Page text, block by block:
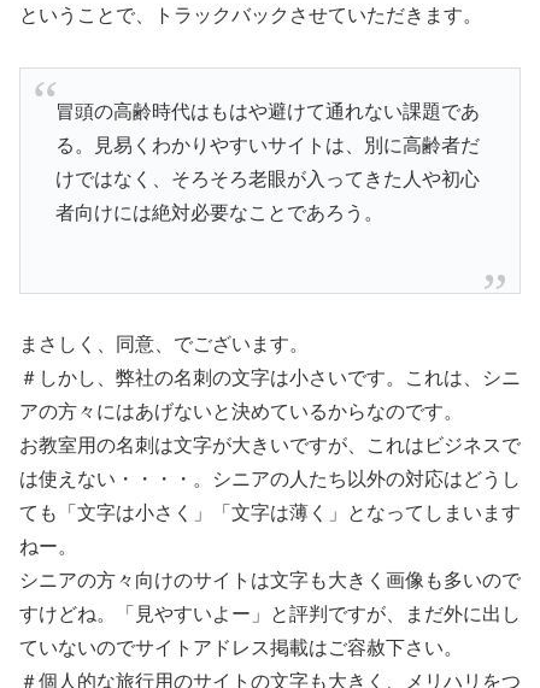
ということで、トラックバックさせていただきます。
冒頭の高齢時代はもはや避けて通れない課題であ
る。見易くわかりやすいサイトは、別に高齢者だ
けではなく、そろそろ老眼が入ってきた人や初心
者向けには絶対必要なことであろう。
まさしく、同意、でございます。
＃しかし、弊社の名刺の文字は小さいです。これは、シニ
アの方々にはあげないと決めているからなのです。
お教室用の名刺は文字が大きいですが、これはビジネスで
は使えない・・・・。シニアの人たち以外の対応はどうし
ても「文字は小さく」「文字は薄く」となってしまいます
ねー。
シニアの方々向けのサイトは文字も大きく画像も多いので
すけどね。「見やすいよー」と評判ですが、まだ外に出し
ていないのでサイトアドレス掲載はご容赦下さい。
＃個人的な旅行用のサイトの文字も大きく、メリハリをつ